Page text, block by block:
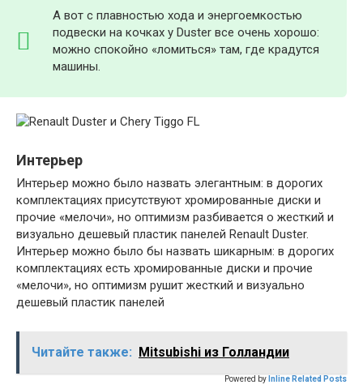
А вот с плавностью хода и энергоемкостью
подвески на кочках у Duster все очень хорошо:
можно спокойно «ломиться» там, где крадутся
машины.
Интерьер
Интерьер можно было назвать элегантным: в дорогих
комплектациях присутствуют хромированные диски и
прочие «мелочи», но оптимизм разбивается о жесткий и
визуально дешевый пластик панелей Renault Duster.
Интерьер можно было бы назвать шикарным: в дорогих
комплектациях есть хромированные диски и прочие
«мелочи», но оптимизм рушит жесткий и визуально
дешевый пластик панелей
Читайте также: Mitsubishi из Голландии
Powered by Inline Related Posts